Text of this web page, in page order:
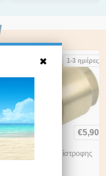
1-3 ημέρες
€5,90
Βαλβίδα Αντεπίστροφης
1/2